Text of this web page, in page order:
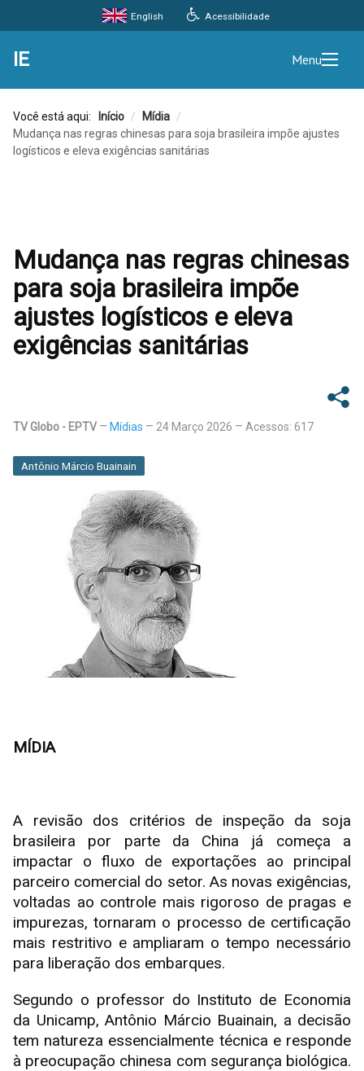
Acessibilidade
English
IE Menu
Você está aqui: Início / Mídia /
Mudança nas regras chinesas para soja brasileira impõe ajustes
logísticos e eleva exigências sanitárias
Mudança nas regras chinesas
para soja brasileira impõe
ajustes logísticos e eleva
exigências sanitárias
TV Globo - EPTV Mídias 24 Março 2026 Acessos: 617
Antônio Márcio Buainain
MÍDIA
A revisão dos critérios de inspeção da soja
brasileira por parte da China já começa a
impactar o fluxo de exportações ao principal
parceiro comercial do setor. As novas exigências,
voltadas ao controle mais rigoroso de pragas e
impurezas, tornaram o processo de certificação
mais restritivo e ampliaram o tempo necessário
para liberação dos embarques.
Segundo o professor do Instituto de Economia
da Unicamp, Antônio Márcio Buainain, a decisão
tem natureza essencialmente técnica e responde
à preocupação chinesa com segurança biológica.